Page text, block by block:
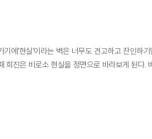
‘현실’이라는 벽은 너무도 견고하고 잔인하
진은 비로소 현실을 정면으로 바라보게 된다.